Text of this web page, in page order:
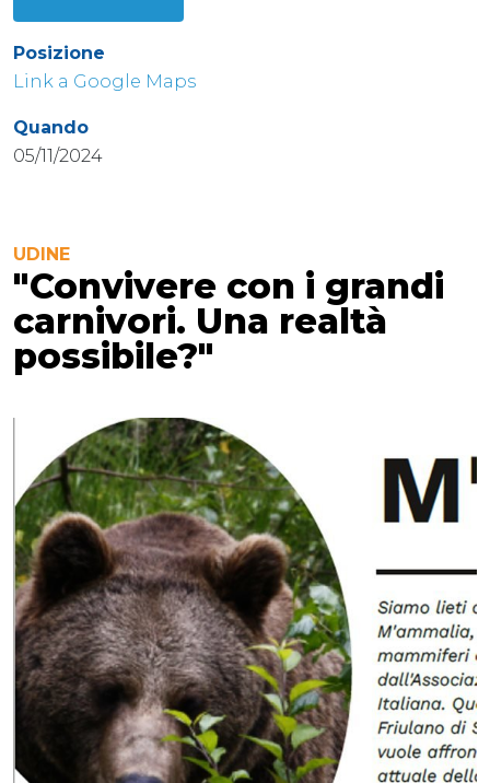
Posizione
Link a Google Maps
Quando
05/11/2024
UDINE
"Convivere con i grandi
carnivori. Una realtà
possibile?"